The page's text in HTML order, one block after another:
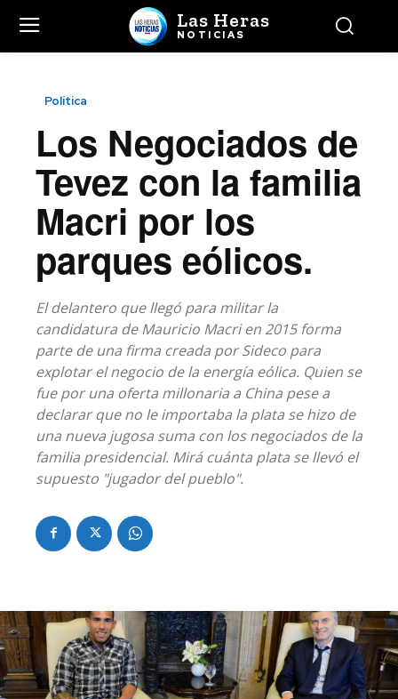
Las Heras
NOTICIAS
Política
Los Negociados de
Tevez con la familia
Macri por los
parques eólicos.
El delantero que llegó para militar la
candidatura de Mauricio Macri en 2015 forma
parte de una firma creada por Sideco para
explotar el negocio de la energía eólica. Quien se
fue por una oferta millonaria a China pese a
declarar que no le importaba la plata se hizo de
una nueva jugosa suma con los negociados de la
familia presidencial. Mirá cuánta plata se llevó el
supuesto "jugador del pueblo".